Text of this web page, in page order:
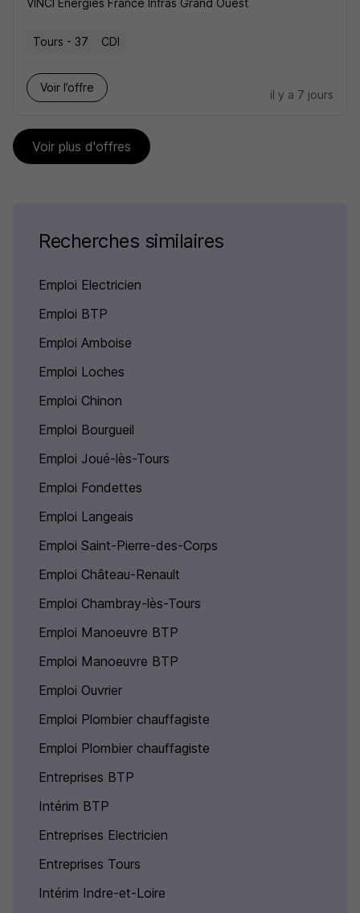
VINCI Energies France Infras Grand Ouest
Tours - 37 CDI
Voir l’offre
il y a 7 jours
Voir plus d'offres
Recherches similaires
Emploi Electricien
Emploi BTP
Emploi Amboise
Emploi Loches
Emploi Chinon
Emploi Bourgueil
Emploi Joué-lès-Tours
Emploi Fondettes
Emploi Langeais
Emploi Saint-Pierre-des-Corps
Emploi Château-Renault
Emploi Chambray-lès-Tours
Emploi Manoeuvre BTP
Emploi Manoeuvre BTP
Emploi Ouvrier
Emploi Plombier chauffagiste
Emploi Plombier chauffagiste
Entreprises BTP
Intérim BTP
Entreprises Electricien
Entreprises Tours
Intérim Indre-et-Loire